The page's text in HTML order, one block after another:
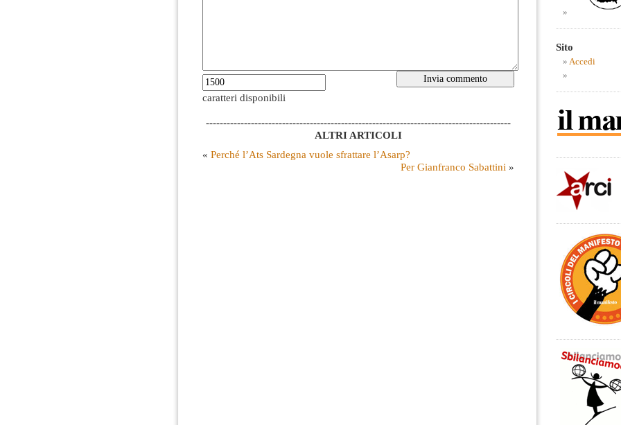
caratteri disponibili
----------------------------------------------------------------------------------------
ALTRI ARTICOLI
« Perché l’Ats Sardegna vuole sfrattare l’Asarp?
Per Gianfranco Sabattini »
Sito
Accedi